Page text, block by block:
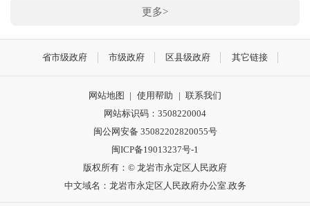
更多>
省市级政府 市级政府 区县级政府 其它链接
网站地图 | 使用帮助 | 联系我们
网站标识码：3508220004
闽公网安备 35082202820055号
闽ICP备19013237号-1
版权所有：© 龙岩市永定区人民政府
中文域名：龙岩市永定区人民政府办公室.政务